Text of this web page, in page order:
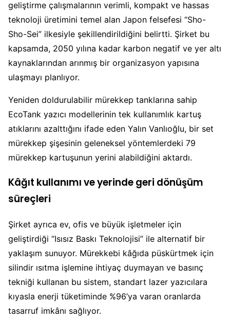
geliştirme çalışmalarının verimli, kompakt ve hassas
teknoloji üretimini temel alan Japon felsefesi “Sho-
Sho-Sei” ilkesiyle şekillendirildiğini belirtti. Şirket bu
kapsamda, 2050 yılına kadar karbon negatif ve yer altı
kaynaklarından arınmış bir organizasyon yapısına
ulaşmayı planlıyor.
Yeniden doldurulabilir mürekkep tanklarına sahip
EcoTank yazıcı modellerinin tek kullanımlık kartuş
atıklarını azalttığını ifade eden Yalın Vanlıoğlu, bir set
mürekkep şişesinin geleneksel yöntemlerdeki 79
mürekkep kartuşunun yerini alabildiğini aktardı.
Kâğıt kullanımı ve yerinde geri dönüşüm
süreçleri
Şirket ayrıca ev, ofis ve büyük işletmeler için
geliştirdiği “Isısız Baskı Teknolojisi” ile alternatif bir
yaklaşım sunuyor. Mürekkebi kâğıda püskürtmek için
silindir ısıtma işlemine ihtiyaç duymayan ve basınç
tekniği kullanan bu sistem, standart lazer yazıcılara
kıyasla enerji tüketiminde %96’ya varan oranlarda
tasarruf imkânı sağlıyor.